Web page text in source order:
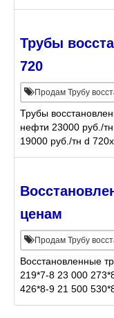
Трубы
720
Продам Трубу
Трубы
нефти 23000 руб./
19000 руб./тн d
руб./тн Труба б/у
ценам
Продам Трубу
Восстановленные
219*7-8 23 000
426*8-9 21 500
820*9-10 П/Ш 20